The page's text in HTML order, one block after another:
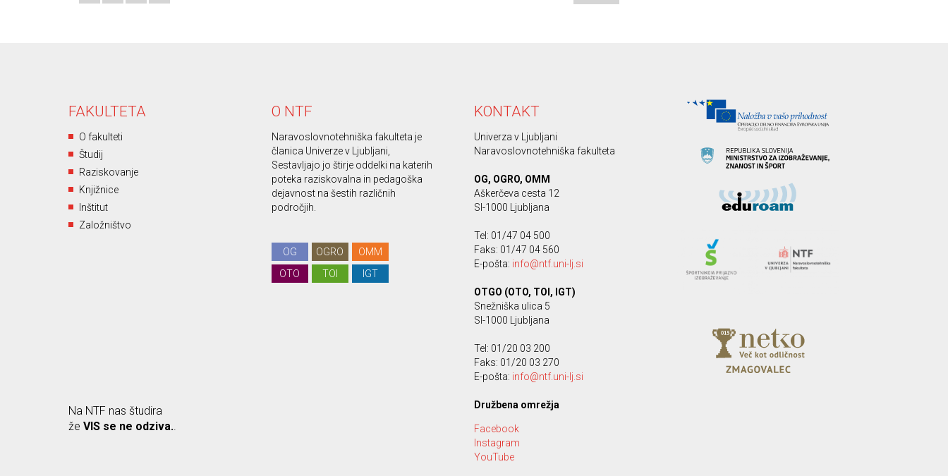
FAKULTETA
O fakulteti
Študij
Raziskovanje
Knjižnice
Inštitut
Založništvo
O NTF
Naravoslovnotehniška fakulteta je
članica Univerze v Ljubljani,
Sestavljajo jo štirje oddelki na katerih
poteka raziskovalna in pedagoška
dejavnost na šestih različnih
področjih.
OG OGRO
OMM
OTO
TOI IGT
KONTAKT
Univerza v Ljubljani
Naravoslovnotehniška fakulteta
OG, OGRO, OMM
Aškerčeva cesta 12
SI-1000 Ljubljana
Tel: 01/47 04 500
Faks: 01/47 04 560
E-pošta: info@ntf.uni-lj.si
OTGO (OTO, TOI, IGT)
Snežniška ulica 5
SI-1000 Ljubljana
Tel: 01/20 03 200
Faks: 01/20 03 270
E-pošta: info@ntf.uni-lj.si
Družbena omrežja
Facebook
Instagram
YouTube
Na NTF nas študira
že VIS se ne odziva..